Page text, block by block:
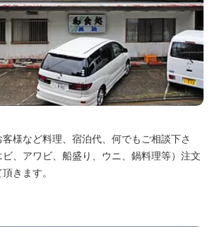
様など料理、宿泊代、何でもご相談下さ
、アワビ、船盛り、ウニ、鍋料理等）注文
きます。